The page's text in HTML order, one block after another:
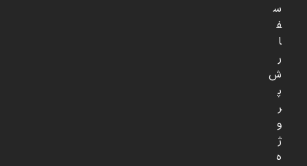
س
ف
ا
ر
ش
پ
ر
و
ژ
ه